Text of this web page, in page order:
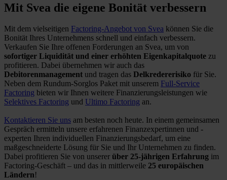
Mit Svea die eigene Bonität verbessern
Mit dem vielseitigen Factoring-Angebot von Svea können Sie die
Bonität Ihres Unternehmens schnell und einfach verbessern.
Verkaufen Sie Ihre offenen Forderungen an Svea, um von
sofortiger Liquidität und einer erhöhten Eigenkapitalquote zu
profitieren. Dabei übernehmen wir auch das
Debitorenmanagement und tragen das Delkredererisiko für Sie.
Neben dem Rundum-Sorglos Paket mit unserem Full-Service
Factoring bieten wir Ihnen weitere Finanzierungsleistungen wie
Selektives Factoring und Ultimo Factoring an.
Kontaktieren Sie uns am besten noch heute. In einem gemeinsamen
Gespräch ermitteln unsere erfahrenen Finanzexpertinnen und -
experten Ihren individuellen Finanzierungsbedarf, um eine
maßgeschneiderte Lösung für Sie und Ihr Unternehmen zu finden.
Dabei profitieren Sie von unserer über 25-jährigen Erfahrung im
Factoring-Geschäft – und das in mittlerweile 25 europäischen
Ländern!